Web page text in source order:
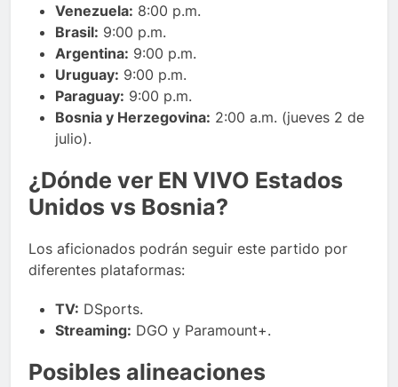
Venezuela: 8:00 p.m.
Brasil: 9:00 p.m.
Argentina: 9:00 p.m.
Uruguay: 9:00 p.m.
Paraguay: 9:00 p.m.
Bosnia y Herzegovina: 2:00 a.m. (jueves 2 de
julio).
¿Dónde ver EN VIVO Estados
Unidos vs Bosnia?
Los aficionados podrán seguir este partido por
diferentes plataformas:
TV: DSports.
Streaming: DGO y Paramount+.
Posibles alineaciones